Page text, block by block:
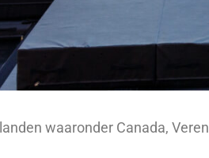
waaronder Canada,